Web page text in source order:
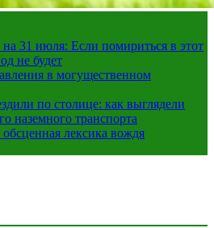
31 июля: Если помириться в этот
не будет
в могущественном
по столице: как выглядели
наземного транспорта
лексика вождя